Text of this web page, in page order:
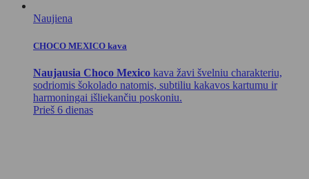
Naujiena
CHOCO MEXICO kava
Naujausia Choco Mexico kava žavi švelniu charakteriu,
sodriomis šokolado natomis, subtiliu kakavos kartumu ir
harmoningai išliekančiu poskoniu.
Prieš 6 dienas